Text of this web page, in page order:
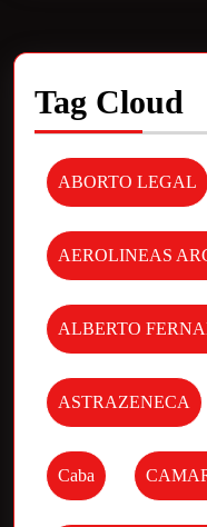
Tag Cloud
ABORTO LEGAL
AEROLINEAS
ALBERTO
ASTRAZENECA
Caba